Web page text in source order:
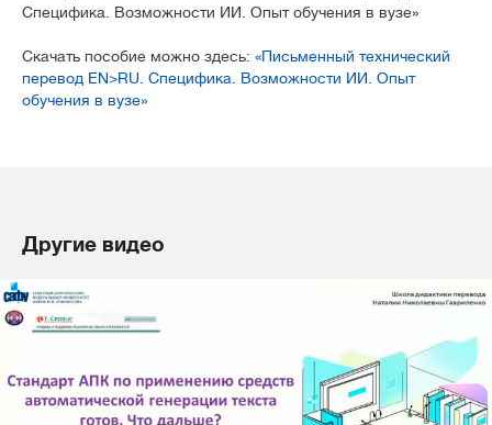
Специфика. Возможности ИИ. Опыт обучения в вузе»
Скачать пособие можно здесь: «Письменный технический
перевод EN>RU. Специфика. Возможности ИИ. Опыт
обучения в вузе»
Другие видео